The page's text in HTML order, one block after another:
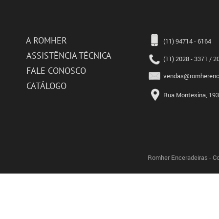
A ROMHER
ASSISTÊNCIA TÉCNICA
FALE CONOSCO
CATÁLOGO
(11) 94714 - 6164
Romher Enceradeiras -
(11) 2028 - 3371 /
Rua Montesina,